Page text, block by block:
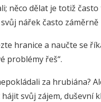
něco dělat je totiž
nářek často
hranice a naučte se
problémy řeš“.
za hrubiána?
svůj zájem, duševní